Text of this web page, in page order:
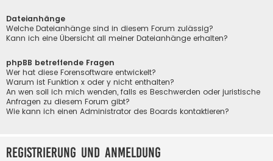
Dateianhänge
Welche Dateianhänge sind in diesem Forum zulässig?
Kann ich eine Übersicht all meiner Dateianhänge erhalten?
phpBB betreffende Fragen
Wer hat diese Forensoftware entwickelt?
Warum ist Funktion x oder y nicht enthalten?
An wen soll ich mich wenden, falls es Beschwerden oder juristische
Anfragen zu diesem Forum gibt?
Wie kann ich einen Administrator des Boards kontaktieren?
Registrierung und Anmeldung